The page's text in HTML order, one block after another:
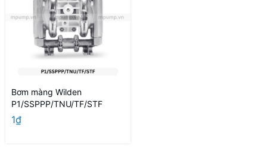
Bơm màng Wilden
P1/SSPPP/TNU/TF/STF
1₫